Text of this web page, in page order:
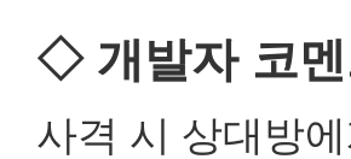
◇ 개발자 코
사격 시 상대방